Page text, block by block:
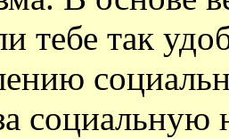
тебе так
социальную